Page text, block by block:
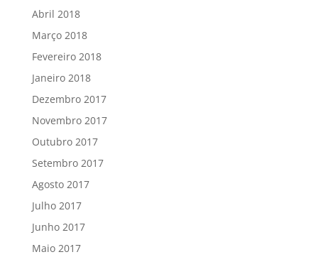
Abril 2018
Março 2018
Fevereiro 2018
Janeiro 2018
Dezembro 2017
Novembro 2017
Outubro 2017
Setembro 2017
Agosto 2017
Julho 2017
Junho 2017
Maio 2017